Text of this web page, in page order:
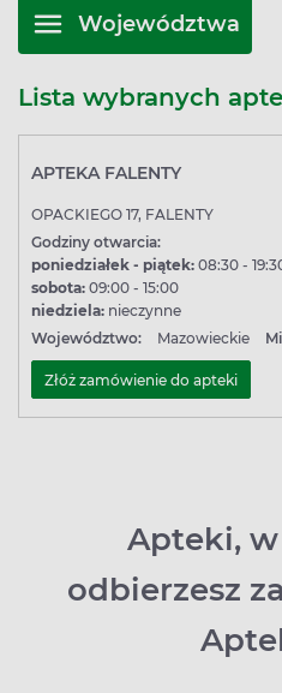
Województwa
Lista wybranych
APTEKA FALENTY
OPACKIEGO 17, FALENTY
Godziny otwarcia:
poniedziałek - piątek: 08:30 -
sobota: 09:00 - 15:00
niedziela: nieczynne
Województwo:
Mazowieckie
Złóż zamówienie do apteki
Apteki,
odbierzesz